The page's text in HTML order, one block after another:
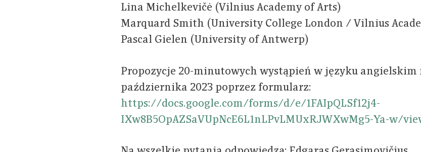
Lina Michelkevičė (Vilnius Academy of Arts)
Marquard Smith (University College London / Vilnius
Pascal Gielen (University of Antwerp)
Propozycje 20-minutowych wystąpień w języku angielskim
października 2023 poprzez formularz:
https://docs.google.com/forms/d/e/1FAIpQLSf12j4-
IXw8B5OpAZSaVUpNcE6L1nLPvLMUxRJWXwMg5-Ya-w/